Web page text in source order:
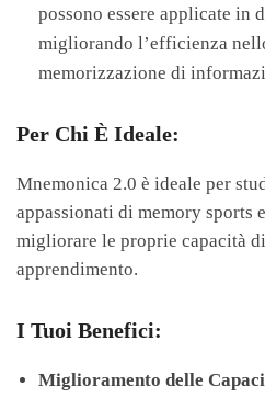
possono essere applicate in
migliorando l’efficienza
memorizzazione di
Per Chi È Ideale:
Mnemonica 2.0 è ideale per
appassionati di memory sports
migliorare le proprie capacità
apprendimento.
I Tuoi Benefici:
Miglioramento delle